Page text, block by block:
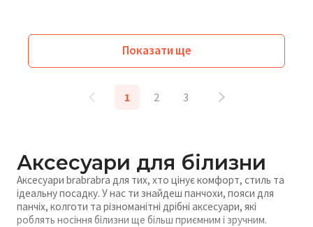
Показати ще
1 2 3
Аксесуари для білизни
Аксесуари brabrabra для тих, хто цінує комфорт, стиль та
ідеальну посадку. У нас ти знайдеш панчохи, пояси для
панчіх, колготи та різноманітні дрібні аксесуари, які
роблять носіння білизни ще більш приємним і зручним.